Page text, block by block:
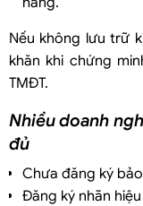
Nếu không lưu trữ
khăn khi chứng
TMĐT.
Nhiều doanh
đủ
Chưa đăng ký
Đăng ký nhãn